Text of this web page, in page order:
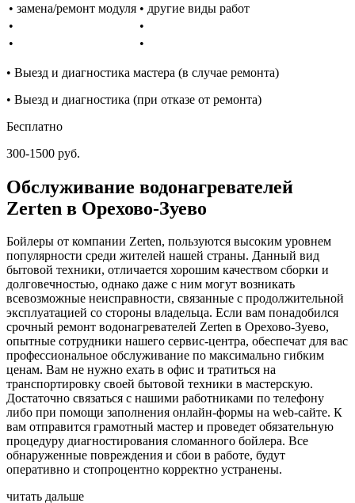
• замена/ремонт модуля • другие виды работ
•
•
•
•
• Выезд и диагностика мастера (в случае ремонта)
• Выезд и диагностика (при отказе от ремонта)
Бесплатно
300-1500 руб.
Обслуживание водонагревателей
Zerten в Орехово-Зуево
Бойлеры от компании Zerten, пользуются высоким уровнем
популярности среди жителей нашей страны. Данный вид
бытовой техники, отличается хорошим качеством сборки и
долговечностью, однако даже с ним могут возникать
всевозможные неисправности, связанные с продолжительной
эксплуатацией со стороны владельца. Если вам понадобился
срочный ремонт водонагревателей Zerten в Орехово-Зуево,
опытные сотрудники нашего сервис-центра, обеспечат для вас
профессиональное обслуживание по максимально гибким
ценам. Вам не нужно ехать в офис и тратиться на
транспортировку своей бытовой техники в мастерскую.
Достаточно связаться с нашими работниками по телефону
либо при помощи заполнения онлайн-формы на web-сайте. К
вам отправится грамотный мастер и проведет обязательную
процедуру диагностирования сломанного бойлера. Все
обнаруженные повреждения и сбои в работе, будут
оперативно и стопроцентно корректно устранены.
читать дальше